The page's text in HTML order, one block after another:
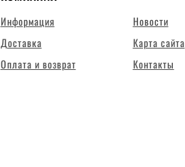
Информация
Доставка
Оплата и возврат
Новости
Карта сайта
Контакты